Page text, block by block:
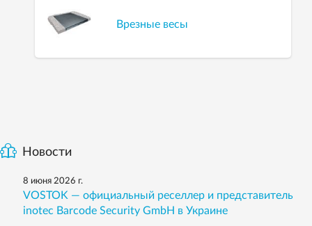
Врезные весы
Новости
8 июня 2026 г.
VOSTOK — официальный реселлер и представитель
inotec Barcode Security GmbH в Украине